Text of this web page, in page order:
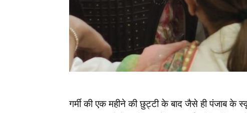
गर्मी की एक महीने की छुट्टी के बाद जैसे ही पंजाब के